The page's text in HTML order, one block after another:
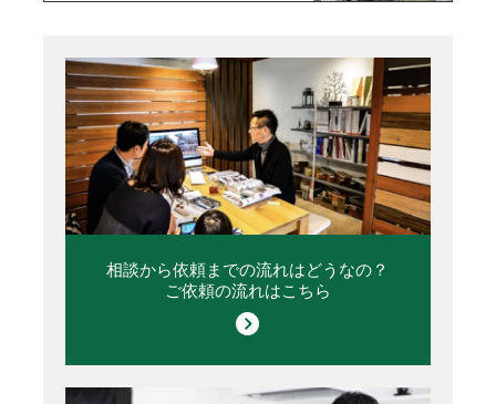
相談から依頼までの流れはどうなの？
ご依頼の流れはこちら